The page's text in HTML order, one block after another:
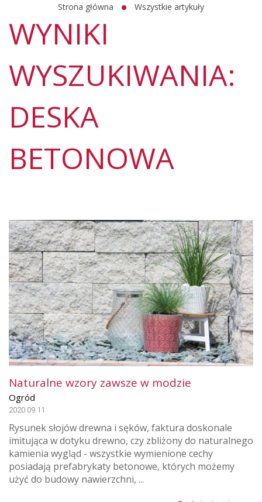
Strona główna Wszystkie artykuły
WYNIKI
WYSZUKIWANIA:
DESKA
BETONOWA
Naturalne wzory zawsze w modzie
Ogród
2020.09.11
Rysunek słojów drewna i sęków, faktura doskonale
imitująca w dotyku drewno, czy zbliżony do naturalnego
kamienia wygląd - wszystkie wymienione cechy
posiadają prefabrykaty betonowe, których możemy
użyć do budowy nawierzchni, ...